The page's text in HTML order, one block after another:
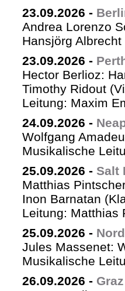
23.09.2026 -
Andrea Lorenzo
Hansjörg Albrecht
23.09.2026 -
Hector Berlioz:
Timothy Ridout
Leitung: Maxim
24.09.2026 -
Wolfgang
Musikalische
25.09.2026 - Salt
Matthias
Inon Barnatan
Leitung: Matthias
25.09.2026 -
Jules Massenet:
Musikalische
26.09.2026 - Graz